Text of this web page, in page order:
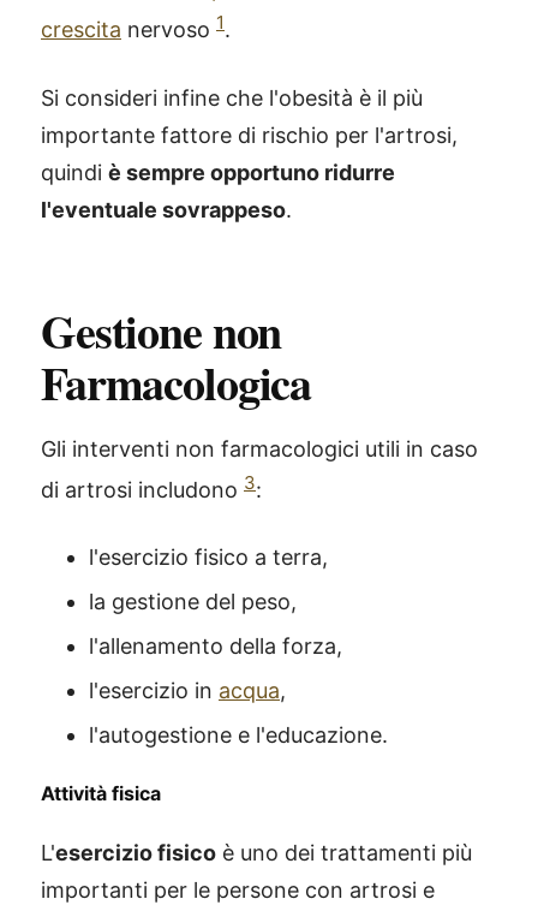
crescita nervoso 1.
Si consideri infine che l'obesità è il più
importante fattore di rischio per l'artrosi,
quindi è sempre opportuno ridurre
l'eventuale sovrappeso.
Gestione non
Farmacologica
Gli interventi non farmacologici utili in caso
di artrosi includono 3:
l'esercizio fisico a terra,
la gestione del peso,
l'allenamento della forza,
l'esercizio in acqua,
l'autogestione e l'educazione.
Attività fisica
L'esercizio fisico è uno dei trattamenti più
importanti per le persone con artrosi e